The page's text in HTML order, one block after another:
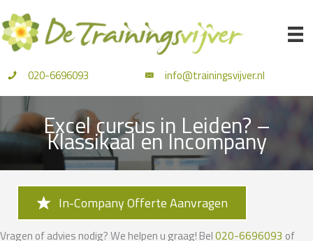
naar
de
inhoud
020-6696093 info@trainingsvijver.nl
Excel cursus in Leiden? –
Klassikaal en Incompany
In-Company Offerte Aanvragen
Vragen of advies nodig? We helpen u graag! Bel020-6696093 of